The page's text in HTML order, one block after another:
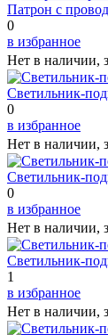
Патрон с
0
в избранное
Нет в наличии,
Светильник-
0
в избранное
Нет в наличии,
Светильник-
0
в избранное
Нет в наличии,
Светильник-
1
в избранное
Нет в наличии,